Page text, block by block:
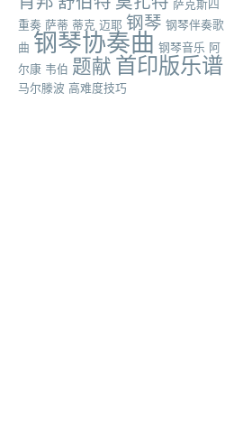
萨克斯四
重奏 萨蒂 蒂克 迈耶 钢琴 钢琴伴奏歌
曲 钢琴协奏曲 钢琴音乐 阿
尔康 韦伯 题献 首印版乐谱
马尔滕波 高难度技巧